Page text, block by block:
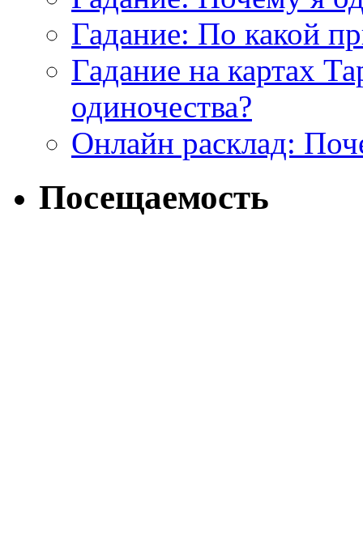
Гадание: По какой
Гадание на картах
одиночества?
Онлайн расклад:
Посещаемость